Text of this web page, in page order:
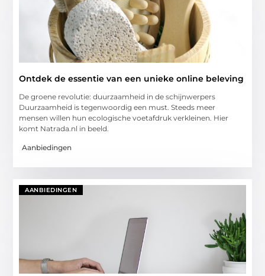
Ontdek de essentie van een unieke online beleving
De groene revolutie: duurzaamheid in de schijnwerpers
Duurzaamheid is tegenwoordig een must. Steeds meer
mensen willen hun ecologische voetafdruk verkleinen. Hier
komt Natrada.nl in beeld.
Aanbiedingen
AANBIEDINGEN